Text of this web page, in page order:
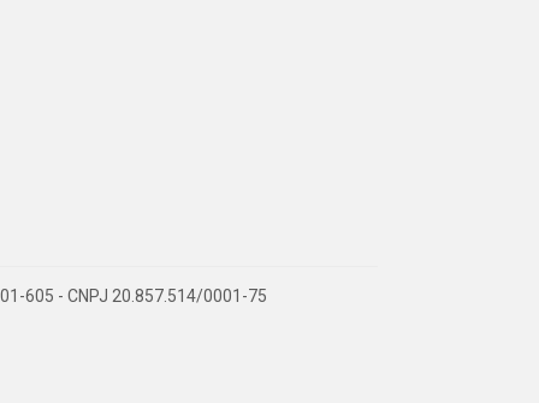
605 - CNPJ 20.857.514/0001-75